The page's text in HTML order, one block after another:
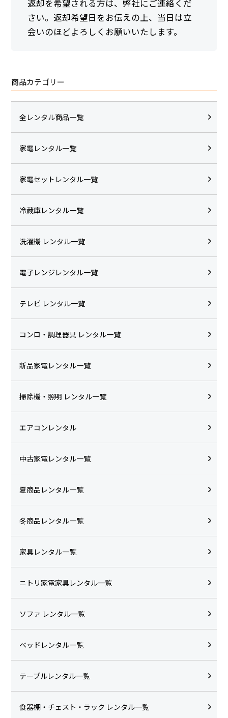
返却を希望される方は、弊社にご連絡くだ
さい。返却希望日をお伝えの上、当日は立
会いのほどよろしくお願いいたします。
商品カテゴリー
全レンタル商品一覧
家電レンタル一覧
家電セットレンタル一覧
冷蔵庫レンタル一覧
洗濯機 レンタル一覧
電子レンジレンタル一覧
テレビ レンタル一覧
コンロ・調理器具 レンタル一覧
新品家電レンタル一覧
掃除機・照明 レンタル一覧
エアコンレンタル
中古家電レンタル一覧
夏商品レンタル一覧
冬商品レンタル一覧
家具レンタル一覧
ニトリ家電家具レンタル一覧
ソファ レンタル一覧
ベッドレンタル一覧
テーブルレンタル一覧
食器棚・チェスト・ラック レンタル一覧